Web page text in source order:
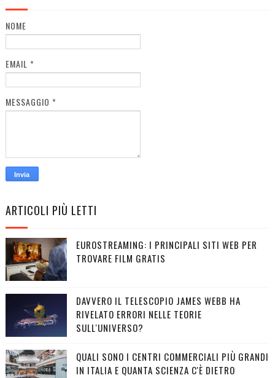
NOME
EMAIL *
MESSAGGIO *
ARTICOLI PIÙ LETTI
EUROSTREAMING: I PRINCIPALI SITI WEB PER
TROVARE FILM GRATIS
DAVVERO IL TELESCOPIO JAMES WEBB HA
RIVELATO ERRORI NELLE TEORIE
SULL'UNIVERSO?
QUALI SONO I CENTRI COMMERCIALI PIÙ GRANDI
IN ITALIA E QUANTA SCIENZA C'È DIETRO